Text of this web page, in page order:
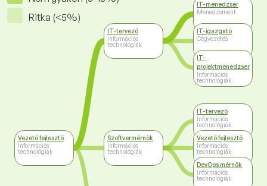
Ritka (<5%)
Vezető fejlesztő
Információs
technológiák
IT-tervező
Információs
technológiák
Szoftvermérnök
Információs
technológiák
IT-menedzser
Menedzsment
IT-igazgató
Cégvezetés
IT-
projektmenedzser
Információs
technológiák
IT-tervező
Információs
technológiák
Vezető fejlesztő
Információs
technológiák
DevOps mérnök
Információs
technológiák